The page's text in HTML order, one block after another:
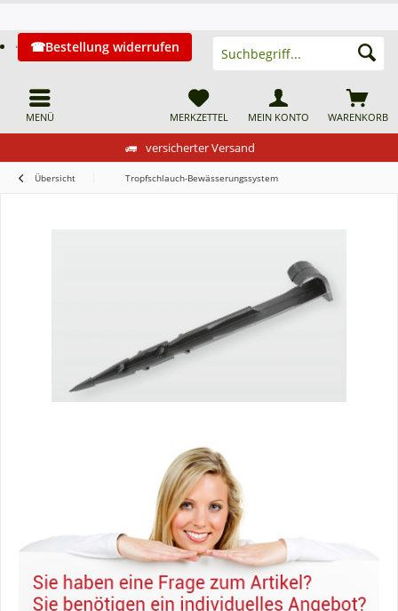
versicherter Versand
MENÜ
Bestellung widerrufen
WARENKORB
MERKZETTEL MEIN KONTO
Übersicht Tropfschlauch-Bewässerungssystem